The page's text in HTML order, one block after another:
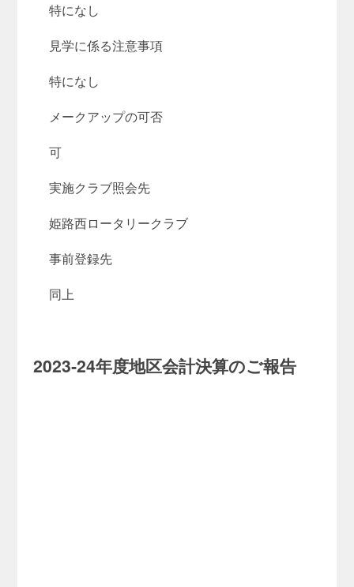
特になし
見学に係る注意事項
特になし
メークアップの可否
可
実施クラブ照会先
姫路西ロータリークラブ
事前登録先
同上
2023‐24年度地区会計決算のご報告